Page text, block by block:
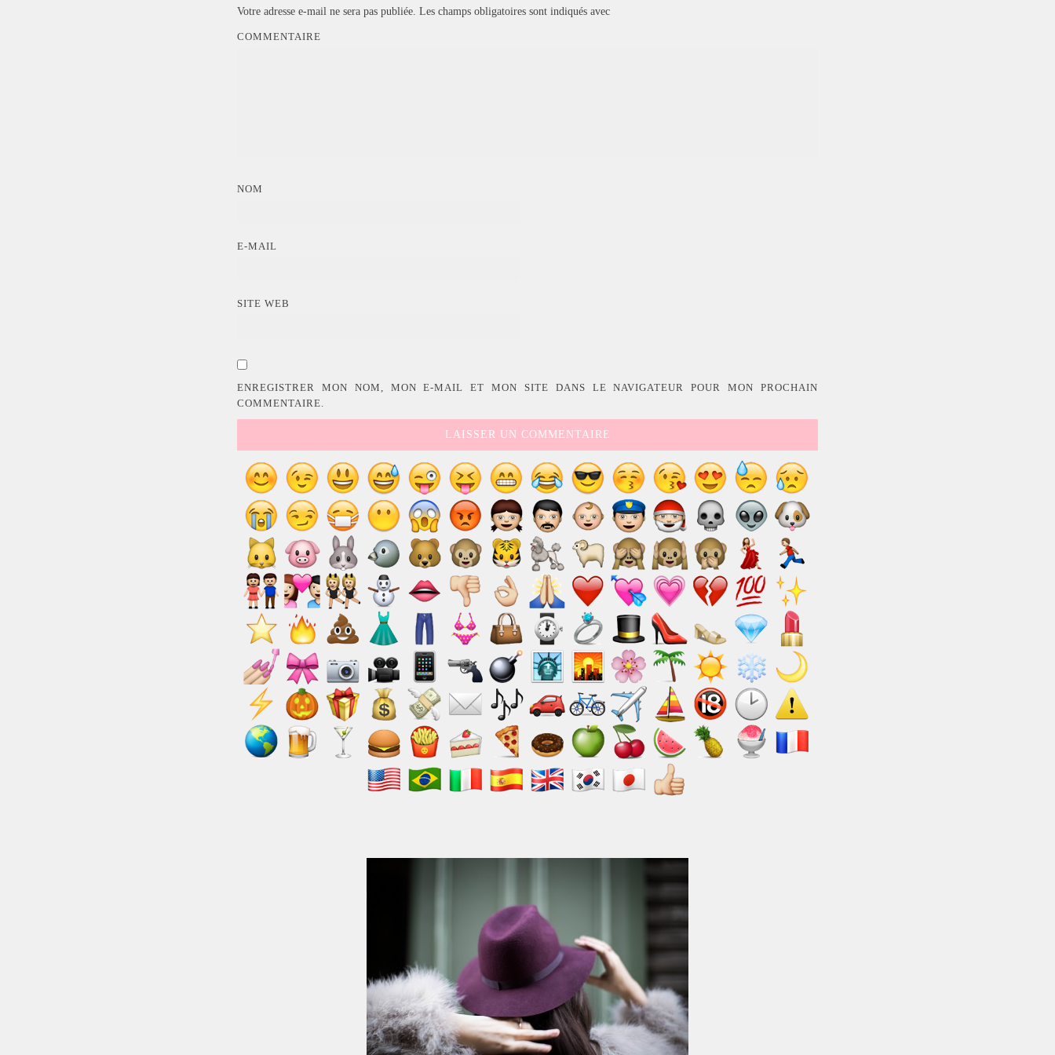
Votre adresse e-mail ne sera pas publiée. Les champs obligatoires sont indiqués avec
COMMENTAIRE
NOM
E-MAIL
SITE WEB
ENREGISTRER MON NOM, MON E-MAIL ET MON SITE DANS LE NAVIGATEUR POUR MON PROCHAIN
COMMENTAIRE.